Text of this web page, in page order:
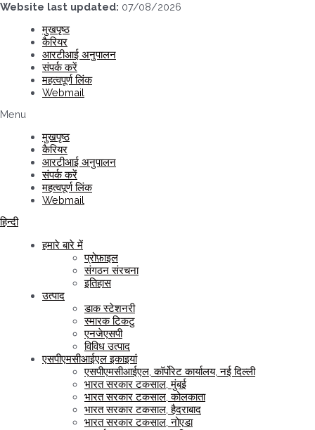
Website last updated: 07/08/2026
मुखपृष्ठ
कैरियर
आरटीआई अनुपालन
संपर्क करें
महत्वपूर्ण लिंक
Webmail
Menu
मुखपृष्ठ
कैरियर
आरटीआई अनुपालन
संपर्क करें
महत्वपूर्ण लिंक
Webmail
हिन्दी
हमारे बारे में
प्रोफ़ाइल
संगठन संरचना
इतिहास
उत्पाद
डाक स्टेशनरी
स्मारक टिकटु
एनजेएसपी
विविध उत्पाद
एसपीएमसीआईएल इकाइयां
एसपीएमसीआईएल, कॉर्पोरेट कार्यालय, नई दिल्ली
भारत सरकार टकसाल, मुंबई
भारत सरकार टकसाल, कोलकाता
भारत सरकार टकसाल, हैदराबाद
भारत सरकार टकसाल, नोएडा